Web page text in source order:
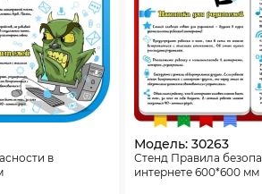
в
Модель: 30263
Стенд Правила
интернете 600*600 мм